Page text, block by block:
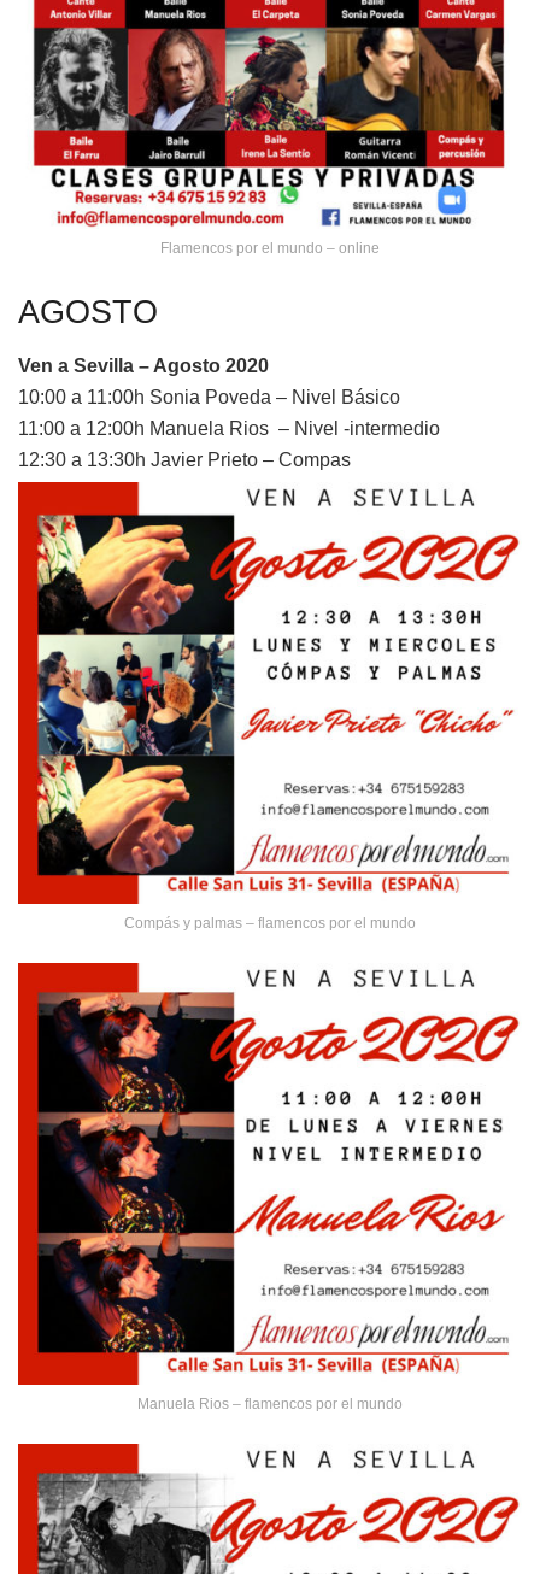
Flamencos por el mundo – online
AGOSTO
Ven a Sevilla – Agosto 2020
10:00 a 11:00h Sonia Poveda – Nivel Básico
11:00 a 12:00h Manuela Rios – Nivel -intermedio
12:30 a 13:30h Javier Prieto – Compas
Compás y palmas – flamencos por el mundo
Manuela Rios – flamencos por el mundo